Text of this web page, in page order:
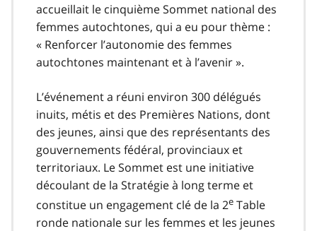
accueillait le cinquième Sommet national des
femmes autochtones, qui a eu pour thème :
« Renforcer l’autonomie des femmes
autochtones maintenant et à l’avenir ».
L’événement a réuni environ 300 délégués
inuits, métis et des Premières Nations, dont
des jeunes, ainsi que des représentants des
gouvernements fédéral, provinciaux et
territoriaux. Le Sommet est une initiative
découlant de la Stratégie à long terme et
constitue un engagement clé de la 2e Table
ronde nationale sur les femmes et les jeunes